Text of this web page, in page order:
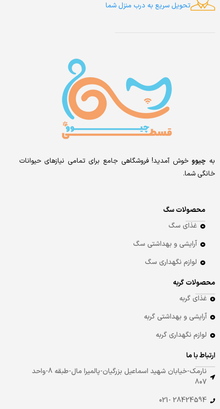
تحویل سریع به درب منزل شما
به چیوو خوش آمدید! فروشگاهی جامع برای تمامی نیازهای حیوانات
خانگی شما.
محصولات سگ
غذای سگ
آرایشی و بهداشتی سگ
لوازم نگهداری سگ
محصولات گربه
غذای گربه
آرایشی و بهداشتی گربه
لوازم نگهداری گربه
ارتباط با ما
نارمک-خیابان شهید اسماعیل بزرگیان-پالمیرا مال-طبقه 8-واحد
807
28424594 -021